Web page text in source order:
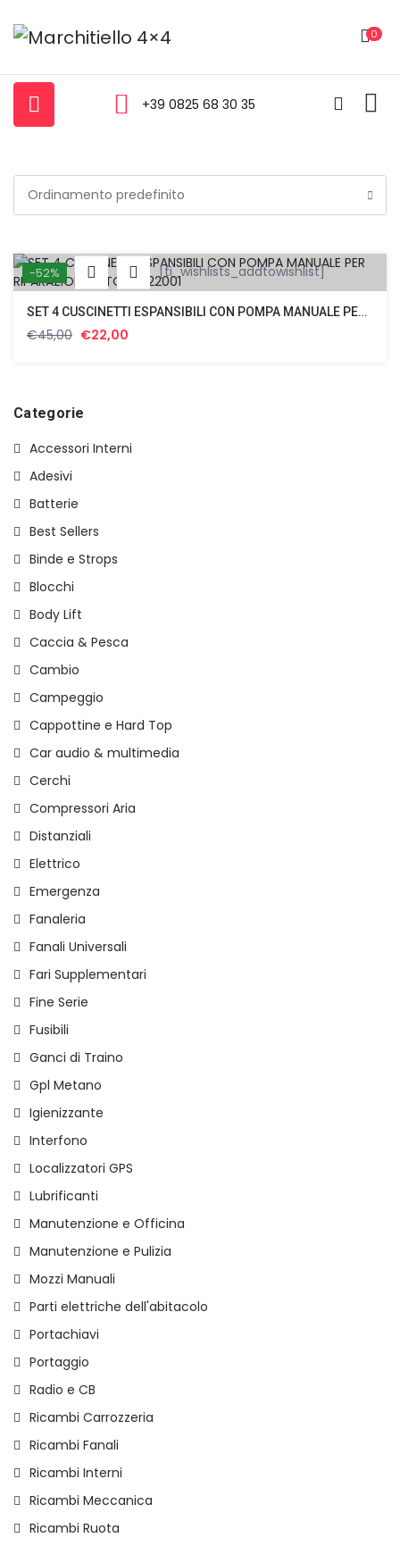
0
+39 0825 68 30 35
-52% [ti_wishlists_addtowishlist]
SET 4 CUSCINETTI ESPANSIBILI CON POMPA MANUALE PER RIPARAZIONI AUTO FS-22001
€45,00 Il
€45,00.
€22,00
Categorie
Accessori Interni
Adesivi
Batterie
Best Sellers
Binde e Strops
Blocchi
Body Lift
Caccia & Pesca
Cambio
Campeggio
Cappottine e Hard Top
Car audio & multimedia
Cerchi
Compressori Aria
Distanziali
Elettrico
Emergenza
Fanaleria
Fanali Universali
Fari Supplementari
Fine Serie
Fusibili
Ganci di Traino
Gpl Metano
Igienizzante
Interfono
Localizzatori GPS
Lubrificanti
Manutenzione e Officina
Manutenzione e Pulizia
Mozzi Manuali
Parti elettriche dell'abitacolo
Portachiavi
Portaggio
Radio e CB
Ricambi Carrozzeria
Ricambi Fanali
Ricambi Interni
Ricambi Meccanica
Ricambi Ruota